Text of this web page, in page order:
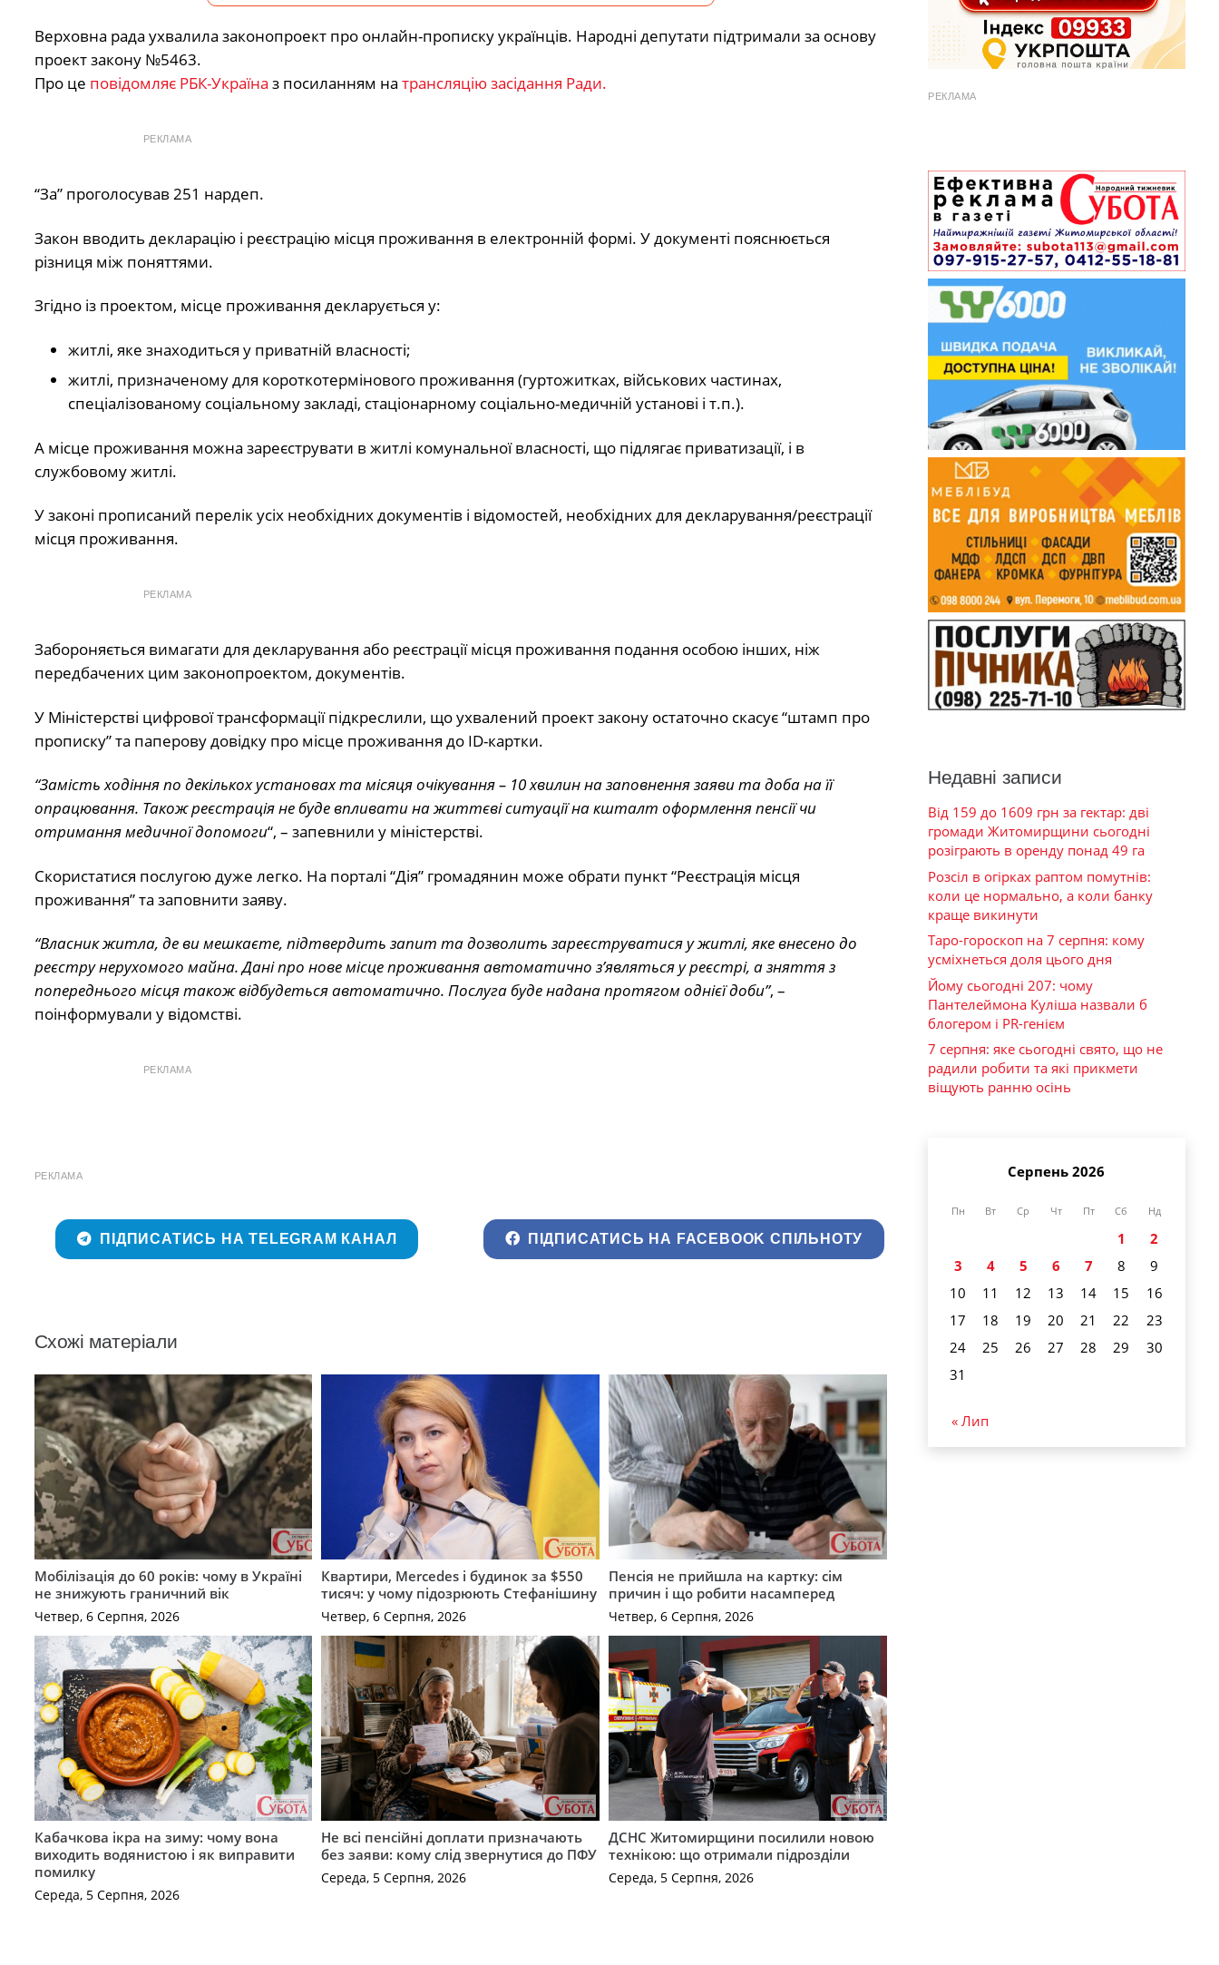
Верховна рада ухвалила законопроект про онлайн-прописку українців. Народні депутати підтримали за основу
проект закону №5463.
Про це повідомляє РБК-Україна з посиланням на трансляцію засідання Ради.
РЕКЛАМА
“За” проголосував 251 нардеп.
Закон вводить декларацію і реєстрацію місця проживання в електронній формі. У документі пояснюється
різниця між поняттями.
Згідно із проектом, місце проживання декларується у:
житлі, яке знаходиться у приватній власності;
житлі, призначеному для короткотермінового проживання (гуртожитках, військових частинах,
спеціалізованому соціальному закладі, стаціонарному соціально-медичній установі і т.п.).
А місце проживання можна зареєструвати в житлі комунальної власності, що підлягає приватизації, і в
службовому житлі.
У законі прописаний перелік усіх необхідних документів і відомостей, необхідних для декларування/реєстрації
місця проживання.
РЕКЛАМА
Забороняється вимагати для декларування або реєстрації місця проживання подання особою інших, ніж
передбачених цим законопроектом, документів.
У Міністерстві цифрової трансформації підкреслили, що ухвалений проект закону остаточно скасує “штамп про
прописку” та паперову довідку про місце проживання до ID-картки.
“Замість ходіння по декількох установах та місяця очікування – 10 хвилин на заповнення заяви та доба на її
опрацювання. Також реєстрація не буде впливати на життєві ситуації на кшталт оформлення пенсії чи
отримання медичної допомоги“, – запевнили у міністерстві.
Скористатися послугою дуже легко. На порталі “Дія” громадянин може обрати пункт “Реєстрація місця
проживання” та заповнити заяву.
“Власник житла, де ви мешкаєте, підтвердить запит та дозволить зареєструватися у житлі, яке внесено до
реєстру нерухомого майна. Дані про нове місце проживання автоматично з’являться у реєстрі, а зняття з
попереднього місця також відбудеться автоматично. Послуга буде надана протягом однієї доби”, –
поінформували у відомстві.
РЕКЛАМА
РЕКЛАМА
ПІДПИСАТИСЬ НА TELEGRAM КАНАЛ ПІДПИСАТИСЬ НА FACEBOOK СПІЛЬНОТУ
Схожі матеріали
Мобілізація до 60 років: чому в Україні
не знижують граничний вік
Четвер, 6 Серпня, 2026
Квартири, Mercedes і будинок за $550
тисяч: у чому підозрюють Стефанішину
Четвер, 6 Серпня, 2026
Пенсія не прийшла на картку: сім
причин і що робити насамперед
Четвер, 6 Серпня, 2026
Кабачкова ікра на зиму: чому вона
виходить водянистою і як виправити
помилку
Середа, 5 Серпня, 2026
Не всі пенсійні доплати призначають
без заяви: кому слід звернутися до ПФУ
Середа, 5 Серпня, 2026
ДСНС Житомирщини посилили новою
технікою: що отримали підрозділи
Середа, 5 Серпня, 2026
РЕКЛАМА
Недавні записи
Від 159 до 1609 грн за гектар: дві
громади Житомирщини сьогодні
розіграють в оренду понад 49 га
Розсіл в огірках раптом помутнів:
коли це нормально, а коли банку
краще викинути
Таро-гороскоп на 7 серпня: кому
усміхнеться доля цього дня
Йому сьогодні 207: чому
Пантелеймона Куліша назвали б
блогером і PR-генієм
7 серпня: яке сьогодні свято, що не
радили робити та які прикмети
віщують ранню осінь
Серпень 2026
Пн Вт Ср Чт Пт Сб Нд
1
2
3
4 5 6 7 8
9
10
11 12 13 14 15
16
17
18 19 20 21 22
23
24
25 26 27 28 29
30
31
« Лип